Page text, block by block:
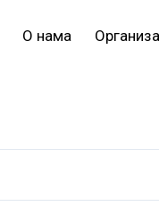
О нама